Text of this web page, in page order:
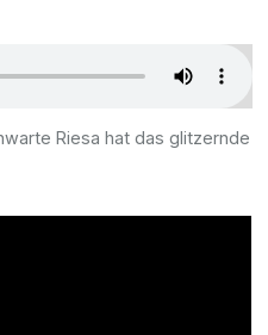
Riesa hat das glitzernde